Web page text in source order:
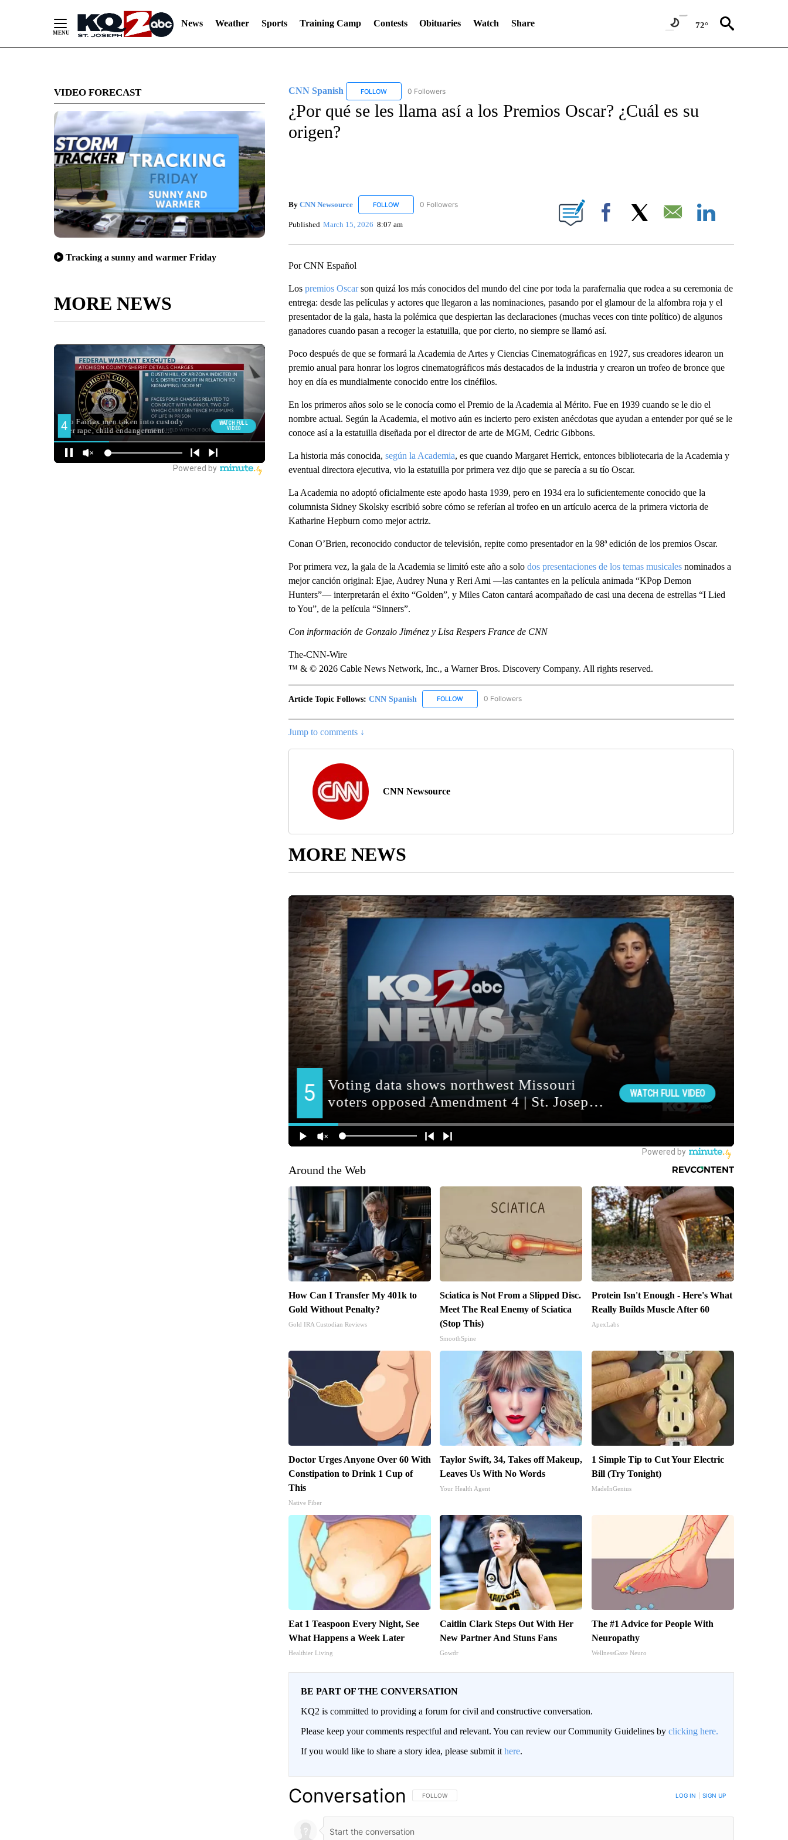
News Weather Sports Training Camp Contests Obituaries Watch Share 72°
VIDEO FORECAST
Tracking a sunny and warmer Friday
MORE NEWS
CNN Spanish FOLLOWFOLLOW "CNN SPANISH" TO RECEIVE NOTIFICATIONS ABOUT NEW PAGES ON "CNN SPANISH".
0 Followers
¿Por qué se les llama así a los Premios Oscar? ¿Cuál es su
origen?
By CNN Newsource FOLLOWFOLLOW "CNN NEWSOURCE" TO RECEIVE NOTIFICATIONS ABOUT NEW PAGES ON "CNN NEWSOURCE".
0 Followers
Published March 15, 2026 8:07 am Facebook Email
Por CNN Español
Los premios Oscarson quizá los más conocidos del mundo del cine por toda la parafernalia que rodea a su ceremonia de
entrega: desde las películas y actores que llegaron a las nominaciones, pasando por el glamour de la alfombra roja y el
presentador de la gala, hasta la polémica que despiertan las declaraciones (muchas veces con tinte político) de algunos
ganadores cuando pasan a recoger la estatuilla, que por cierto, no siempre se llamó así.
Poco después de que se formará la Academia de Artes y Ciencias Cinematográficas en 1927, sus creadores idearon un
premio anual para honrar los logros cinematográficos más destacados de la industria y crearon un trofeo de bronce que
hoy en día es mundialmente conocido entre los cinéfilos.
En los primeros años solo se le conocía como el Premio de la Academia al Mérito. Fue en 1939 cuando se le dio el
nombre actual. Según la Academia, el motivo aún es incierto pero existen anécdotas que ayudan a entender por qué se le
conoce así a la estatuilla diseñada por el director de arte de MGM, Cedric Gibbons.
La historia más conocida, según la Academia, es que cuando Margaret Herrick, entonces bibliotecaria de la Academia y
eventual directora ejecutiva, vio la estatuilla por primera vez dijo que se parecía a su tío Oscar.
La Academia no adoptó oficialmente este apodo hasta 1939, pero en 1934 era lo suficientemente conocido que la
columnista Sidney Skolsky escribió sobre cómo se referían al trofeo en un artículo acerca de la primera victoria de
Katharine Hepburn como mejor actriz.
Conan O’Brien, reconocido conductor de televisión, repite como presentador en la 98ª edición de los premios Oscar.
Por primera vez, la gala de la Academia se limitó este año a solo dos presentaciones de los temas musicalesnominados a
mejor canción original: Ejae, Audrey Nuna y Reri Ami —las cantantes en la película animada “KPop Demon
Hunters”— interpretarán el éxito “Golden”, y Miles Caton cantará acompañado de casi una decena de estrellas “I Lied
to You”, de la película “Sinners”.
Con información de Gonzalo Jiménez y Lisa Respers France de CNN
The-CNN-Wire
™ & © 2026 Cable News Network, Inc., a Warner Bros. Discovery Company. All rights reserved.
Article Topic Follows: CNN Spanish FOLLOWFOLLOW "CNN SPANISH" TO RECEIVE NOTIFICATIONS ABOUT NEW PAGES ON "CNN SPANISH".
0 Followers
Jump to comments ↓
CNN Newsource
MORE NEWS
Around the Web
How Can I Transfer My 401k to
Gold Without Penalty?
Gold IRA Custodian Reviews
Sciatica is Not From a Slipped Disc.
Meet The Real Enemy of Sciatica
(Stop This)
SmoothSpine
Protein Isn't Enough - Here's What
Really Builds Muscle After 60
ApexLabs
Doctor Urges Anyone Over 60 With
Constipation to Drink 1 Cup of
This
Native Fiber
Taylor Swift, 34, Takes off Makeup,
Leaves Us With No Words
Your Health Agent
1 Simple Tip to Cut Your Electric
Bill (Try Tonight)
MadeInGenius
Eat 1 Teaspoon Every Night, See
What Happens a Week Later
Healthier Living
Caitlin Clark Steps Out With Her
New Partner And Stuns Fans
Gowdr
The #1 Advice for People With
Neuropathy
WellnessGaze Neuro
BE PART OF THE CONVERSATION
KQ2 is committed to providing a forum for civil and constructive conversation.
Please keep your comments respectful and relevant. You can review our Community Guidelines by clicking here.
If you would like to share a story idea, please submit it here.
Conversation FOLLOW THIS CONVERSATION TO BE NOTIFIED WHEN NEW COMMENTS ARE POSTED
FOLLOW LOG IN SIGN UP